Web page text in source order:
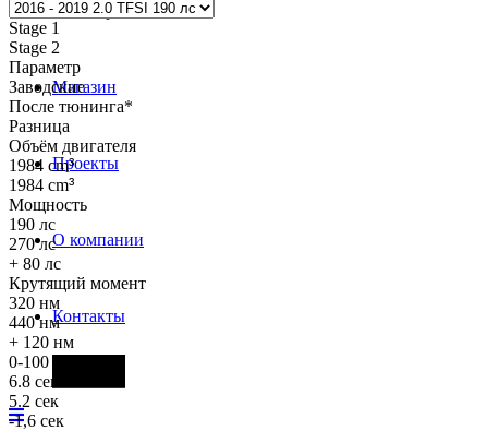
Автосервис
Магазин
Проекты
О компании
Контакты
Stage 1
Stage 2
Параметр
Заводские
После тюнинга*
Разница
Объём двигателя
1984 cm³
1984 cm³
Мощность
190 лс
270 лс
+ 80 лс
Крутящий момент
320 нм
440 нм
+ 120 нм
0-100 км/ч
6.8 сек
5.2 сек
-1,6 сек